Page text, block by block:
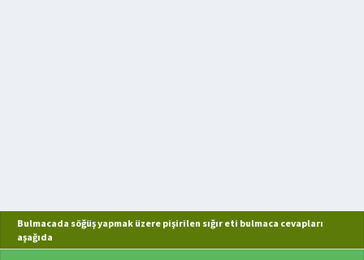
Bulmacada söğüş yapmak üzere pişirilen sığır eti bulmaca cevapları
aşağıda